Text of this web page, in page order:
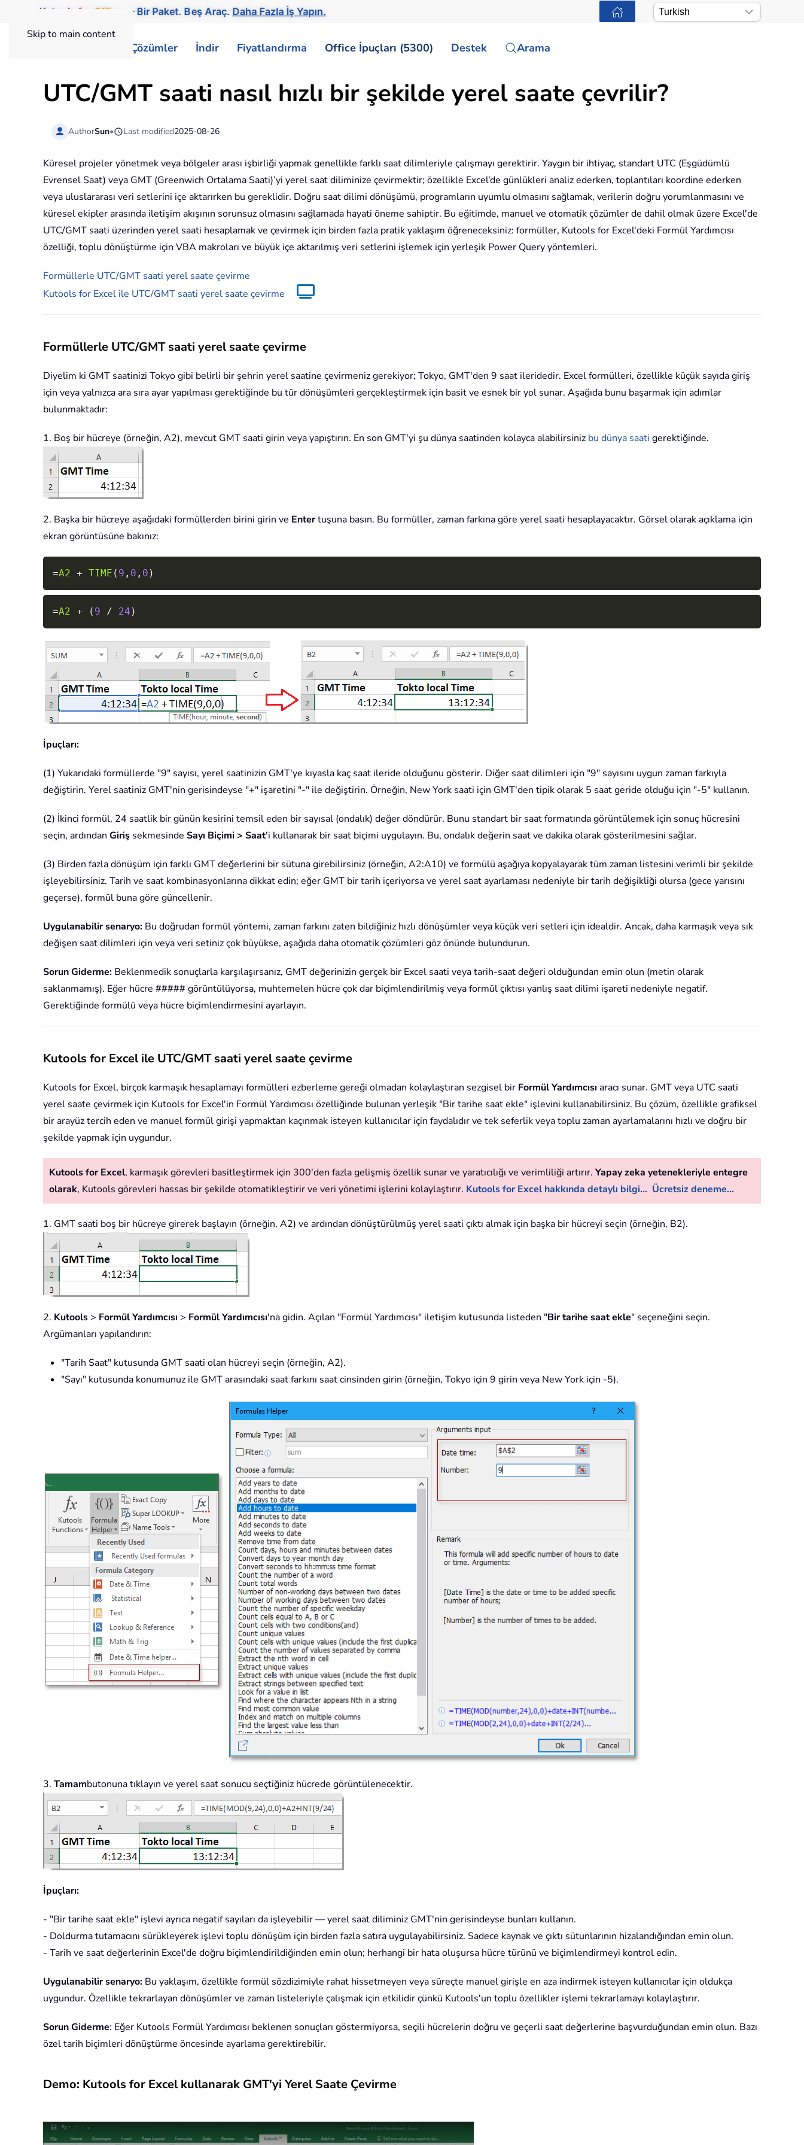
Skip to main content
Kutools for Office — Bir Paket. Beş Araç. Daha Fazla İş Yapın.
Çözümler İndir Fiyatlandırma Office İpuçları (5300) Destek Arama
UTC/GMT saati nasıl hızlı bir şekilde yerel saate çevrilir?
AuthorSun• Last modified2025-08-26
Küresel projeler yönetmek veya bölgeler arası işbirliği yapmak genellikle farklı saat dilimleriyle çalışmayı gerektirir. Yaygın bir ihtiyaç, standart UTC (Eşgüdümlü
Evrensel Saat) veya GMT (Greenwich Ortalama Saati)’yi yerel saat diliminize çevirmektir; özellikle Excel’de günlükleri analiz ederken, toplantıları koordine ederken
veya uluslararası veri setlerini içe aktarırken bu gereklidir. Doğru saat dilimi dönüşümü, programların uyumlu olmasını sağlamak, verilerin doğru yorumlanmasını ve
küresel ekipler arasında iletişim akışının sorunsuz olmasını sağlamada hayati öneme sahiptir. Bu eğitimde, manuel ve otomatik çözümler de dahil olmak üzere Excel'de
UTC/GMT saati üzerinden yerel saati hesaplamak ve çevirmek için birden fazla pratik yaklaşım öğreneceksiniz: formüller, Kutools for Excel'deki Formül Yardımcısı
özelliği, toplu dönüştürme için VBA makroları ve büyük içe aktarılmış veri setlerini işlemek için yerleşik Power Query yöntemleri.
Formüllerle UTC/GMT saati yerel saate çevirme
Kutools for Excel ile UTC/GMT saati yerel saate çevirme
Formüllerle UTC/GMT saati yerel saate çevirme
Diyelim ki GMT saatinizi Tokyo gibi belirli bir şehrin yerel saatine çevirmeniz gerekiyor; Tokyo, GMT'den 9 saat ileridedir. Excel formülleri, özellikle küçük sayıda giriş
için veya yalnızca ara sıra ayar yapılması gerektiğinde bu tür dönüşümleri gerçekleştirmek için basit ve esnek bir yol sunar. Aşağıda bunu başarmak için adımlar
bulunmaktadır:
1. Boş bir hücreye (örneğin, A2), mevcut GMT saati girin veya yapıştırın. En son GMT'yi şu dünya saatinden kolayca alabilirsiniz bu dünya saati gerektiğinde.
2. Başka bir hücreye aşağıdaki formüllerden birini girin ve Entertuşuna basın. Bu formüller, zaman farkına göre yerel saati hesaplayacaktır. Görsel olarak açıklama için
ekran görüntüsüne bakınız:
=A2 + TIME ( 9 , 0 , 0 )
=A2 + ( 9 / 24 )
İpuçları:
(1) Yukarıdaki formüllerde "9" sayısı, yerel saatinizin GMT'ye kıyasla kaç saat ileride olduğunu gösterir. Diğer saat dilimleri için "9" sayısını uygun zaman farkıyla
değiştirin. Yerel saatiniz GMT'nin gerisindeyse "+" işaretini "-" ile değiştirin. Örneğin, New York saati için GMT'den tipik olarak 5 saat geride olduğu için "-5" kullanın.
(2) İkinci formül, 24 saatlik bir günün kesirini temsil eden bir sayısal (ondalık) değer döndürür. Bunu standart bir saat formatında görüntülemek için sonuç hücresini
seçin, ardından Giriş sekmesinde Sayı Biçimi > Saat'i kullanarak bir saat biçimi uygulayın. Bu, ondalık değerin saat ve dakika olarak gösterilmesini sağlar.
(3) Birden fazla dönüşüm için farklı GMT değerlerini bir sütuna girebilirsiniz (örneğin, A2:A10) ve formülü aşağıya kopyalayarak tüm zaman listesini verimli bir şekilde
işleyebilirsiniz. Tarih ve saat kombinasyonlarına dikkat edin; eğer GMT bir tarih içeriyorsa ve yerel saat ayarlaması nedeniyle bir tarih değişikliği olursa (gece yarısını
geçerse), formül buna göre güncellenir.
Uygulanabilir senaryo: Bu doğrudan formül yöntemi, zaman farkını zaten bildiğiniz hızlı dönüşümler veya küçük veri setleri için idealdir. Ancak, daha karmaşık veya sık
değişen saat dilimleri için veya veri setiniz çok büyükse, aşağıda daha otomatik çözümleri göz önünde bulundurun.
Sorun Giderme: Beklenmedik sonuçlarla karşılaşırsanız, GMT değerinizin gerçek bir Excel saati veya tarih-saat değeri olduğundan emin olun (metin olarak
saklanmamış). Eğer hücre ##### görüntülüyorsa, muhtemelen hücre çok dar biçimlendirilmiş veya formül çıktısı yanlış saat dilimi işareti nedeniyle negatif.
Gerektiğinde formülü veya hücre biçimlendirmesini ayarlayın.
Kutools for Excel ile UTC/GMT saati yerel saate çevirme
Kutools for Excel, birçok karmaşık hesaplamayı formülleri ezberleme gereği olmadan kolaylaştıran sezgisel bir Formül Yardımcısı aracı sunar. GMT veya UTC saati
yerel saate çevirmek için Kutools for Excel'in Formül Yardımcısı özelliğinde bulunan yerleşik "Bir tarihe saat ekle" işlevini kullanabilirsiniz. Bu çözüm, özellikle grafiksel
bir arayüz tercih eden ve manuel formül girişi yapmaktan kaçınmak isteyen kullanıcılar için faydalıdır ve tek seferlik veya toplu zaman ayarlamalarını hızlı ve doğru bir
şekilde yapmak için uygundur.
Kutools for Excel, karmaşık görevleri basitleştirmek için 300'den fazla gelişmiş özellik sunar ve yaratıcılığı ve verimliliği artırır. Yapay zeka yetenekleriyle entegre
olarak, Kutools görevleri hassas bir şekilde otomatikleştirir ve veri yönetimi işlerini kolaylaştırır. Kutools for Excel hakkında detaylı bilgi... Ücretsiz deneme...
1. GMT saati boş bir hücreye girerek başlayın (örneğin, A2) ve ardından dönüştürülmüş yerel saati çıktı almak için başka bir hücreyi seçin (örneğin, B2).
2. Kutools > Formül Yardımcısı > Formül Yardımcısı'na gidin. Açılan "Formül Yardımcısı" iletişim kutusunda listeden "Bir tarihe saat ekle" seçeneğini seçin.
Argümanları yapılandırın:
"Tarih Saat" kutusunda GMT saati olan hücreyi seçin (örneğin, A2).
"Sayı" kutusunda konumunuz ile GMT arasındaki saat farkını saat cinsinden girin (örneğin, Tokyo için 9 girin veya New York için -5).
3. Tamambutonuna tıklayın ve yerel saat sonucu seçtiğiniz hücrede görüntülenecektir.
İpuçları:
- "Bir tarihe saat ekle" işlevi ayrıca negatif sayıları da işleyebilir — yerel saat diliminiz GMT'nin gerisindeyse bunları kullanın.
- Doldurma tutamacını sürükleyerek işlevi toplu dönüşüm için birden fazla satıra uygulayabilirsiniz. Sadece kaynak ve çıktı sütunlarının hizalandığından emin olun.
- Tarih ve saat değerlerinin Excel'de doğru biçimlendirildiğinden emin olun; herhangi bir hata oluşursa hücre türünü ve biçimlendirmeyi kontrol edin.
Uygulanabilir senaryo: Bu yaklaşım, özellikle formül sözdizimiyle rahat hissetmeyen veya süreçte manuel girişle en aza indirmek isteyen kullanıcılar için oldukça
uygundur. Özellikle tekrarlayan dönüşümler ve zaman listeleriyle çalışmak için etkilidir çünkü Kutools'un toplu özellikler işlemi tekrarlamayı kolaylaştırır.
Sorun Giderme: Eğer Kutools Formül Yardımcısı beklenen sonuçları göstermiyorsa, seçili hücrelerin doğru ve geçerli saat değerlerine başvurduğundan emin olun. Bazı
özel tarih biçimleri dönüştürme öncesinde ayarlama gerektirebilir.
Demo: Kutools for Excel kullanarak GMT'yi Yerel Saate Çevirme